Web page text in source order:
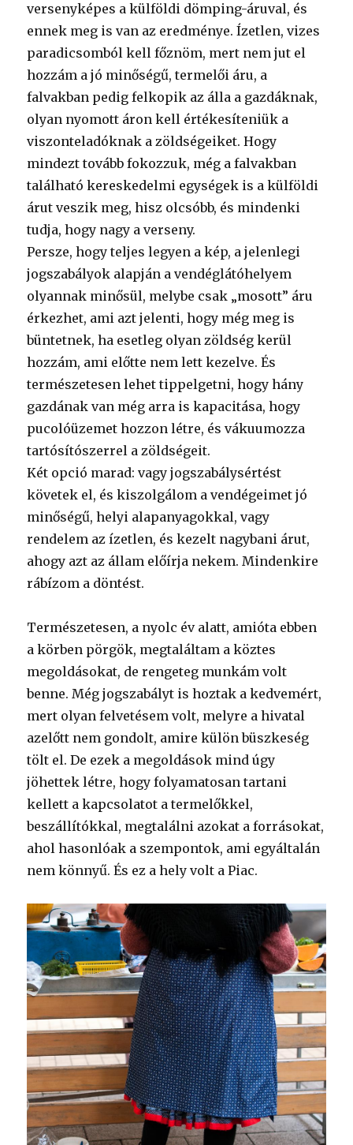
versenyképes a külföldi dömping-áruval, és
ennek meg is van az eredménye. Ízetlen, vizes
paradicsomból kell főznöm, mert nem jut el
hozzám a jó minőségű, termelői áru, a
falvakban pedig felkopik az álla a gazdáknak,
olyan nyomott áron kell értékesíteniük a
viszonteladóknak a zöldségeiket. Hogy
mindezt tovább fokozzuk, még a falvakban
található kereskedelmi egységek is a külföldi
árut veszik meg, hisz olcsóbb, és mindenki
tudja, hogy nagy a verseny.
Persze, hogy teljes legyen a kép, a jelenlegi
jogszabályok alapján a vendéglátóhelyem
olyannak minősül, melybe csak „mosott” áru
érkezhet, ami azt jelenti, hogy még meg is
büntetnek, ha esetleg olyan zöldség kerül
hozzám, ami előtte nem lett kezelve. És
természetesen lehet tippelgetni, hogy hány
gazdának van még arra is kapacitása, hogy
pucolóüzemet hozzon létre, és vákuumozza
tartósítószerrel a zöldségeit.
Két opció marad: vagy jogszabálysértést
követek el, és kiszolgálom a vendégeimet jó
minőségű, helyi alapanyagokkal, vagy
rendelem az ízetlen, és kezelt nagybani árut,
ahogy azt az állam előírja nekem. Mindenkire
rábízom a döntést.
Természetesen, a nyolc év alatt, amióta ebben
a körben pörgök, megtaláltam a köztes
megoldásokat, de rengeteg munkám volt
benne. Még jogszabályt is hoztak a kedvemért,
mert olyan felvetésem volt, melyre a hivatal
azelőtt nem gondolt, amire külön büszkeség
tölt el. De ezek a megoldások mind úgy
jöhettek létre, hogy folyamatosan tartani
kellett a kapcsolatot a termelőkkel,
beszállítókkal, megtalálni azokat a forrásokat,
ahol hasonlóak a szempontok, ami egyáltalán
nem könnyű. És ez a hely volt a Piac.